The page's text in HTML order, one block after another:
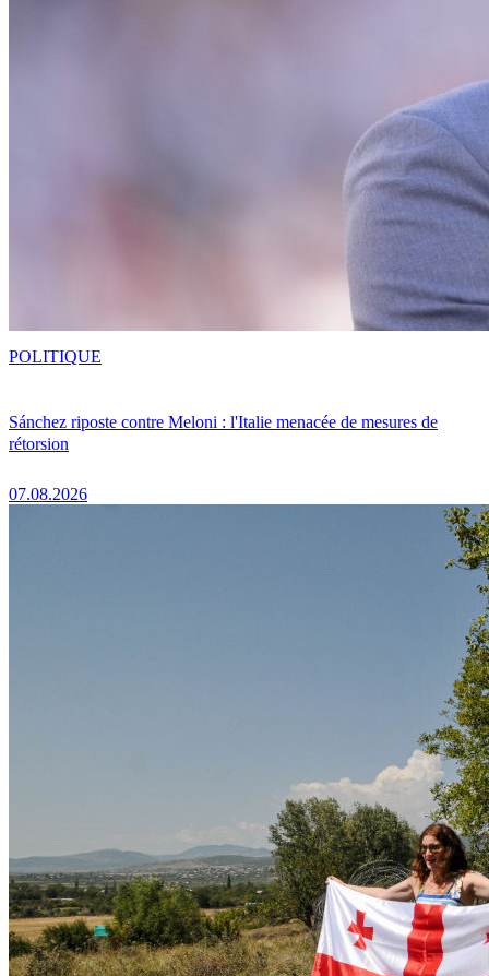
Sánchez riposte contre Meloni : l'Italie menacée de mesures de
rétorsion
07.08.2026
POLITIQUE